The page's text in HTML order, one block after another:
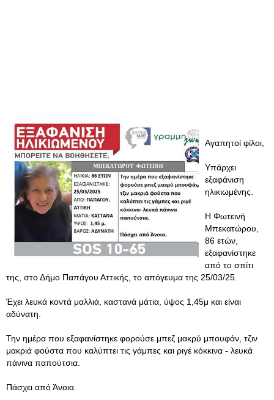
Αγαπητοί φίλοι,
Υπάρχει
εξαφάνιση
ηλικιωμένης.
Η Φωτεινή
Μπεκατώρου,
86 ετών,
εξαφανίστηκε
από το σπίτι
της, στο Δήμο Παπάγου Αττικής, το απόγευμα της 25/03/25.
Έχει λευκά κοντά μαλλιά, καστανά μάτια, ύψος 1,45μ και είναι
αδύνατη.
Την ημέρα που εξαφανίστηκε φορούσε μπεζ μακρύ μπουφάν, τζιν
μακριά φούστα που καλύπτει τις γάμπες και ριγέ κόκκινα - λευκά
πάνινα παπούτσια.
Πάσχει από Άνοια.